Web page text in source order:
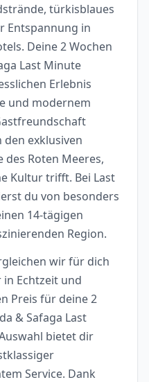
türkisblaues
Entspannung in
Deine 2 Wochen
Last Minute
Erlebnis
und modernem
exklusiven
des Roten Meeres,
Kultur trifft. Bei Last
du von besonders
14-tägigen
Region.
wir für dich
in Echtzeit und
Preis für deine 2
& Safaga Last
bietet dir
Service. Dank